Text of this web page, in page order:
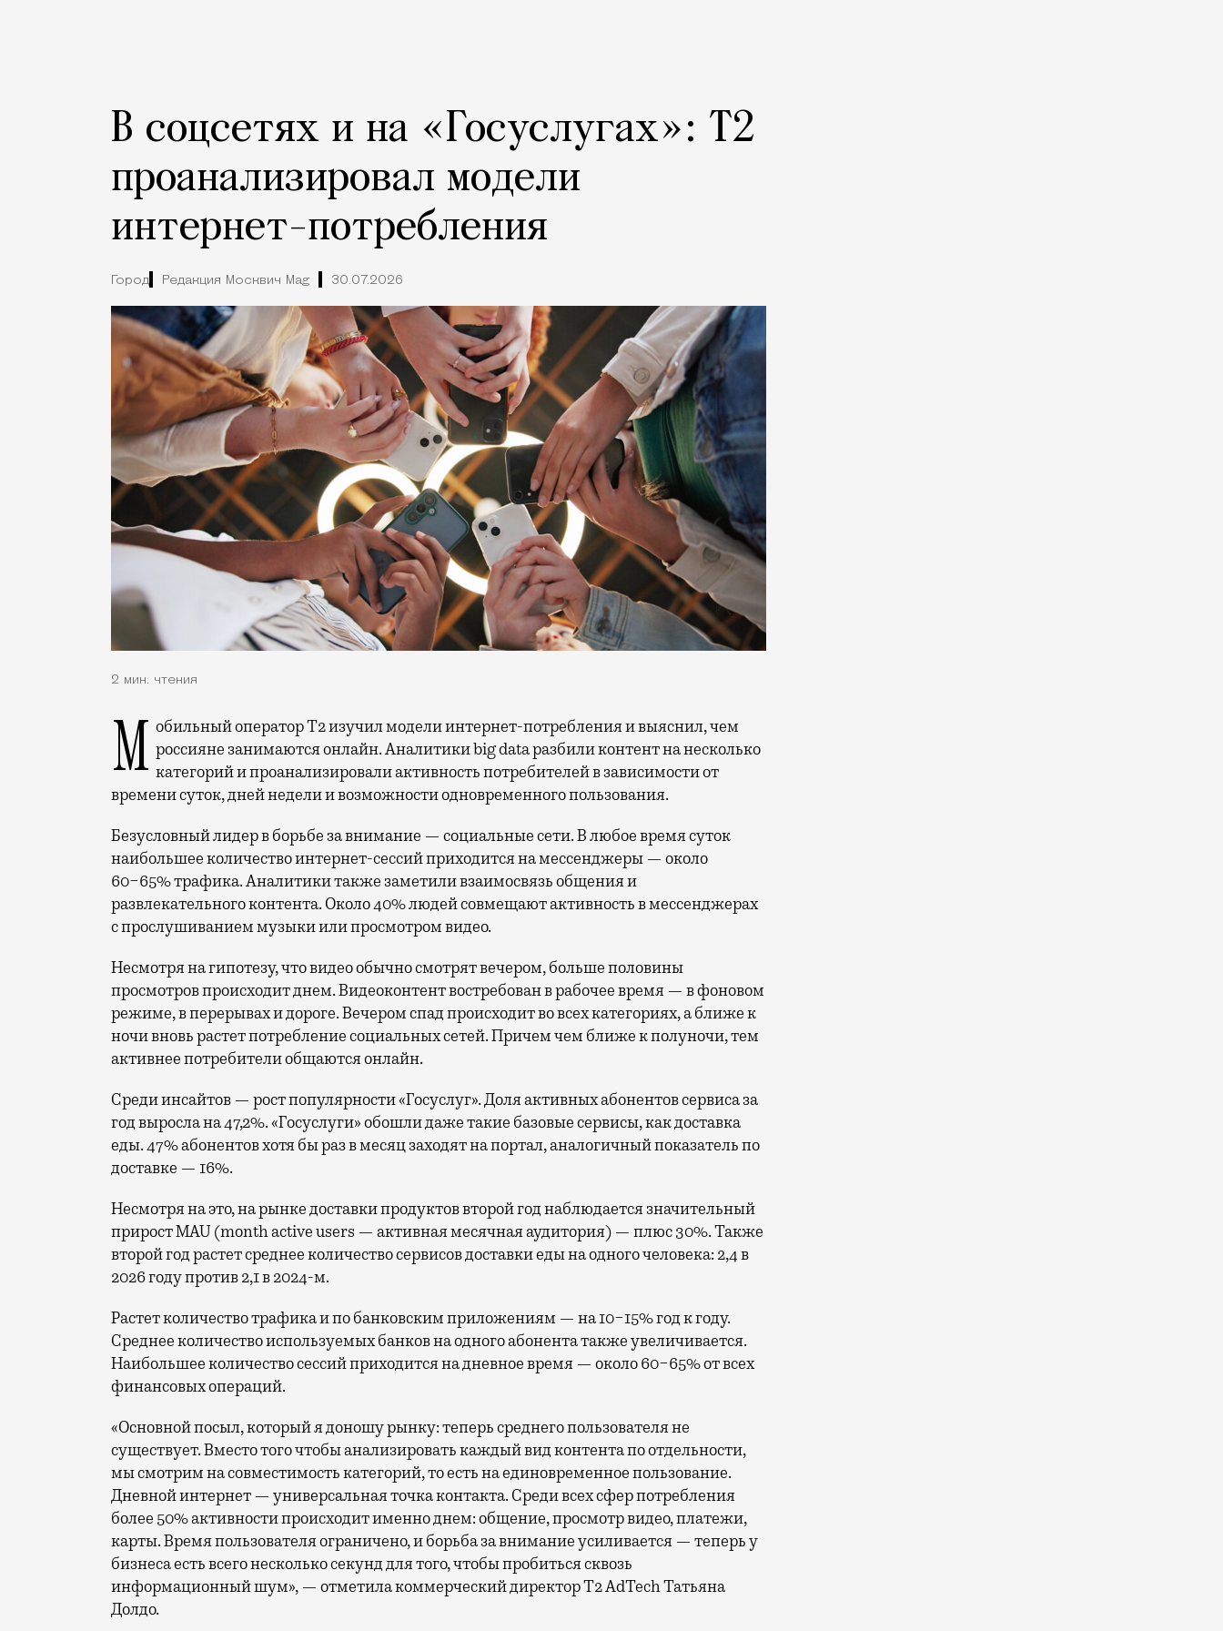
В соцсетях и на «Госуслугах»: Т2
проанализировал модели
интернет-потребления
Город Редакция Москвич Mag 30.07.2026
2 мин. чтения
Мобильный оператор Т2 изучил модели интернет-потребления и выяснил, чем россияне занимаются онлайн. Аналитики big data разбили контент на несколько
категорий и проанализировали активность потребителей в зависимости от
времени суток, дней недели и возможности одновременного пользования.
Безусловный лидер в борьбе за внимание — социальные сети. В любое время суток
наибольшее количество интернет-сессий приходится на мессенджеры — около
60−65% трафика. Аналитики также заметили взаимосвязь общения и
развлекательного контента. Около 40% людей совмещают активность в мессенджерах
с прослушиванием музыки или просмотром видео.
Несмотря на гипотезу, что видео обычно смотрят вечером, больше половины
просмотров происходит днем. Видеоконтент востребован в рабочее время — в фоновом
режиме, в перерывах и дороге. Вечером спад происходит во всех категориях, а ближе к
ночи вновь растет потребление социальных сетей. Причем чем ближе к полуночи, тем
активнее потребители общаются онлайн.
Среди инсайтов — рост популярности «Госуслуг». Доля активных абонентов сервиса за
год выросла на 47,2%. «Госуслуги» обошли даже такие базовые сервисы, как доставка
еды. 47% абонентов хотя бы раз в месяц заходят на портал, аналогичный показатель по
доставке — 16%.
Несмотря на это, на рынке доставки продуктов второй год наблюдается значительный
прирост MAU (month active users — активная месячная аудитория) — плюс 30%. Также
второй год растет среднее количество сервисов доставки еды на одного человека: 2,4 в
2026 году против 2,1 в 2024-м.
Растет количество трафика и по банковским приложениям — на 10−15% год к году.
Среднее количество используемых банков на одного абонента также увеличивается.
Наибольшее количество сессий приходится на дневное время — около 60−65% от всех
финансовых операций.
«Основной посыл, который я доношу рынку: теперь среднего пользователя не
существует. Вместо того чтобы анализировать каждый вид контента по отдельности,
мы смотрим на совместимость категорий, то есть на единовременное пользование.
Дневной интернет — универсальная точка контакта. Среди всех сфер потребления
более 50% активности происходит именно днем: общение, просмотр видео, платежи,
карты. Время пользователя ограничено, и борьба за внимание усиливается — теперь у
бизнеса есть всего несколько секунд для того, чтобы пробиться сквозь
информационный шум», — отметила коммерческий директор Т2 AdTech Татьяна
Долдо.